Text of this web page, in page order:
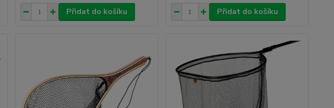
Přidat do košíku Přidat do košíku